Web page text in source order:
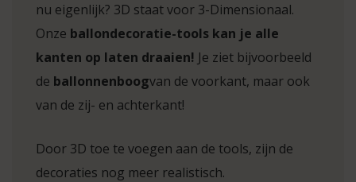
nu eigenlijk? 3D staat voor 3-Dimensionaal.
Onze ballondecoratie-tools kan je alle
kanten op laten draaien! Je ziet bijvoorbeeld
de ballonnenboogvan de voorkant, maar ook
van de zij- en achterkant!
Door 3D toe te voegen aan de tools, zijn de
decoraties nog meer realistisch.